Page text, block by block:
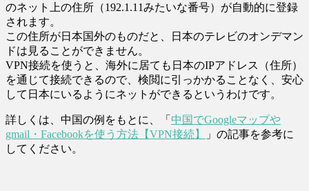
のネット上の住所（192.1.11みたいな番号）が自動的に登録
されます。
この住所が日本国外のものだと、日本のテレビのオンデマン
ドは見ることができません。
VPN接続を使うと、海外に居ても日本のIPアドレス（住所）
を通じて接続できるので、検閲に引っかかることなく、安心
して日本にいるようにネットができるというわけです。
詳しくは、中国の例をもとに、「 中国でGoogleマップや
gmail・Facebookを使う方法【VPN接続】
」の記事を参考に
してください。